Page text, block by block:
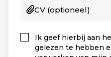
CV (optioneel)
Ik geef hierbij aan
gelezen te hebben